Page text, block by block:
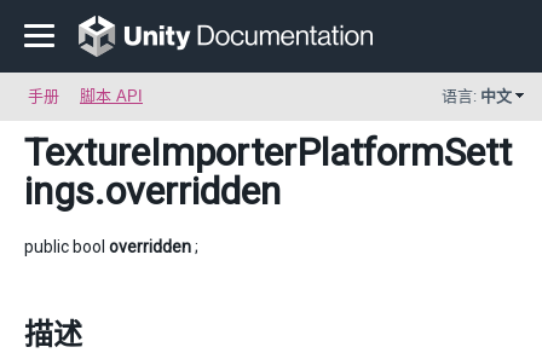
手册 脚本 API 语言: 中文
TextureImporterPlatformSett
ings.overridden
public bool overridden;
描述